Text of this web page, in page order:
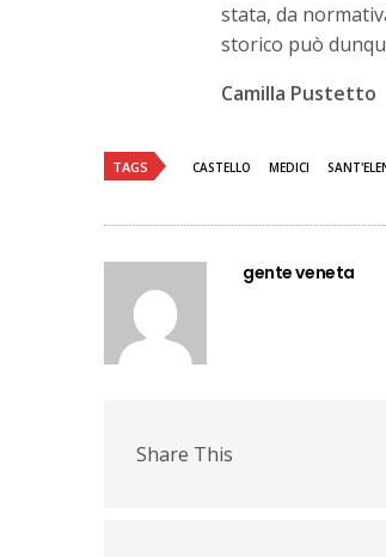
stata, da
storico può
Camilla Pustetto
TAGS CASTELLO MEDICI
gente veneta
Share This